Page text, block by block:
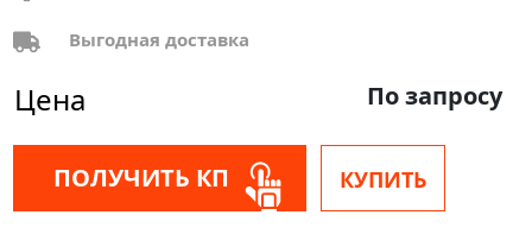
Выгодная доставка
Цена По запросу
ПОЛУЧИТЬ КП КУПИТЬ